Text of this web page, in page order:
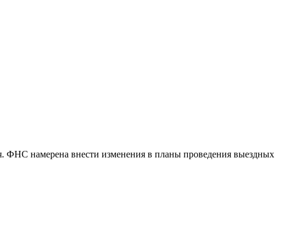
ФНС намерена внести изменения в планы проведения выездных